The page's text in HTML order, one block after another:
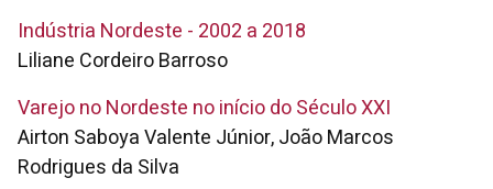
Indústria Nordeste - 2002 a 2018
Liliane Cordeiro Barroso
Varejo no Nordeste no início do Século XXI
Airton Saboya Valente Júnior, João Marcos
Rodrigues da Silva